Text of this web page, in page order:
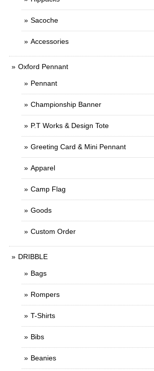
Sacoche
Accessories
Oxford Pennant
Pennant
Championship Banner
P.T Works & Design Tote
Greeting Card & Mini Pennant
Apparel
Camp Flag
Goods
Custom Order
DRIBBLE
Bags
Rompers
T-Shirts
Bibs
Beanies